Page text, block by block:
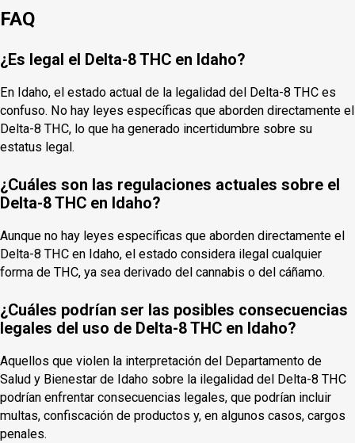
FAQ
¿Es legal el Delta-8 THC en Idaho?
En Idaho, el estado actual de la legalidad del Delta-8 THC es
confuso. No hay leyes específicas que aborden directamente el
Delta-8 THC, lo que ha generado incertidumbre sobre su
estatus legal.
¿Cuáles son las regulaciones actuales sobre el
Delta-8 THC en Idaho?
Aunque no hay leyes específicas que aborden directamente el
Delta-8 THC en Idaho, el estado considera ilegal cualquier
forma de THC, ya sea derivado del cannabis o del cáñamo.
¿Cuáles podrían ser las posibles consecuencias
legales del uso de Delta-8 THC en Idaho?
Aquellos que violen la interpretación del Departamento de
Salud y Bienestar de Idaho sobre la ilegalidad del Delta-8 THC
podrían enfrentar consecuencias legales, que podrían incluir
multas, confiscación de productos y, en algunos casos, cargos
penales.